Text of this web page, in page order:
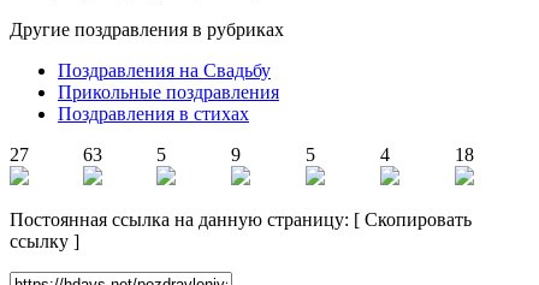
Другие поздравления в рубриках
Поздравления на Свадьбу
Прикольные поздравления
Поздравления в стихах
27
63 5 9 5 4 18
Постоянная ссылка на данную страницу: [ Скопировать
ссылку ]